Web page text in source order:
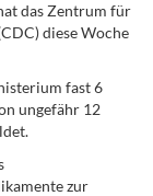
das Zentrum für
diese Woche
fast 6
ungefähr 12
zur